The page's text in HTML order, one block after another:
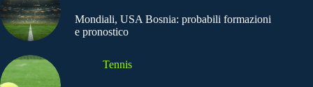
Mondiali, USA Bosnia: probabili formazioni
e pronostico
Tennis